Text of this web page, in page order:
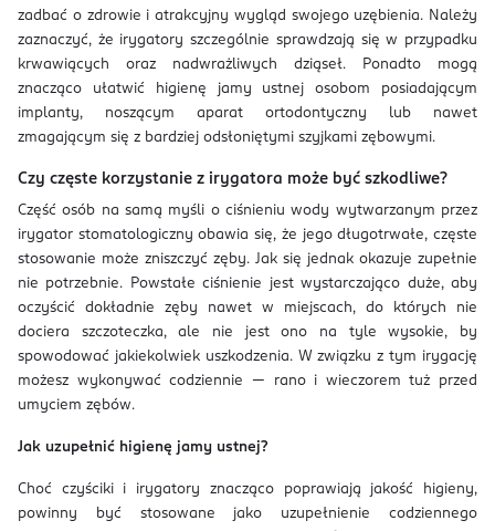
zadbać o zdrowie i atrakcyjny wygląd swojego uzębienia. Należy
zaznaczyć, że irygatory szczególnie sprawdzają się w przypadku
krwawiących oraz nadwrażliwych dziąseł. Ponadto mogą
znacząco ułatwić higienę jamy ustnej osobom posiadającym
implanty, noszącym aparat ortodontyczny lub nawet
zmagającym się z bardziej odsłoniętymi szyjkami zębowymi.
Czy częste korzystanie z irygatora może być szkodliwe?
Część osób na samą myśli o ciśnieniu wody wytwarzanym przez
irygator stomatologiczny obawia się, że jego długotrwałe, częste
stosowanie może zniszczyć zęby. Jak się jednak okazuje zupełnie
nie potrzebnie. Powstałe ciśnienie jest wystarczająco duże, aby
oczyścić dokładnie zęby nawet w miejscach, do których nie
dociera szczoteczka, ale nie jest ono na tyle wysokie, by
spowodować jakiekolwiek uszkodzenia. W związku z tym irygację
możesz wykonywać codziennie — rano i wieczorem tuż przed
umyciem zębów.
Jak uzupełnić higienę jamy ustnej?
Choć czyściki i irygatory znacząco poprawiają jakość higieny,
powinny być stosowane jako uzupełnienie codziennego